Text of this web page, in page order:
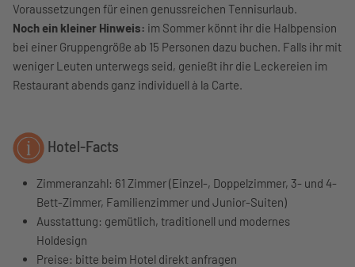
Voraussetzungen für einen genussreichen Tennisurlaub.
Noch ein kleiner Hinweis: im Sommer könnt ihr die Halbpension
bei einer Gruppengröße ab 15 Personen dazu buchen. Falls ihr mit
weniger Leuten unterwegs seid, genießt ihr die Leckereien im
Restaurant abends ganz individuell à la Carte.
Hotel-Facts
Zimmeranzahl: 61 Zimmer (Einzel-, Doppelzimmer, 3- und 4-
Bett-Zimmer, Familienzimmer und Junior-Suiten)
Ausstattung: gemütlich, traditionell und modernes
Holdesign
Preise: bitte beim Hotel direkt anfragen